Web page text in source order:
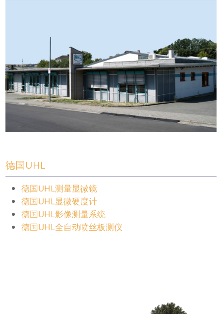
德国UHL
德国UHL测量显微镜
德国UHL显微硬度计
德国UHL影像测量系统
德国UHL全自动喷丝板测仪